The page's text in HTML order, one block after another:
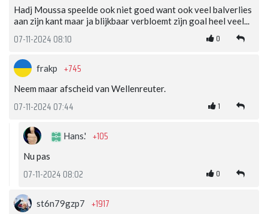
Hadj Moussa speelde ook niet goed want ook veel balverlies
aan zijn kant maar ja blijkbaar verbloemt zijn goal heel veel...
07-11-2024 08:10 0
frakp +745
Neem maar afscheid van Wellenreuter.
07-11-2024 07:44 1
Hans.' +105
Nu pas
07-11-2024 08:02 0
st6n79gzp7 +1917